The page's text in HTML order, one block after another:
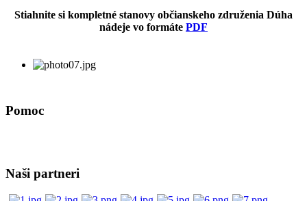
Stiahnite si kompletné stanovy občianskeho združenia Dúha
nádeje vo formáte PDF
Pomoc
Naši partneri